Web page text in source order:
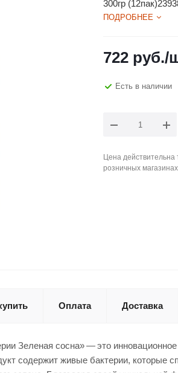
300гр
ПОДРОБНЕЕ
722 руб./
Есть в наличии
Цена действительна
розничных магазинах
Оплата Доставка
Зеленая сосна» — это
содержит живые бактерии, которые